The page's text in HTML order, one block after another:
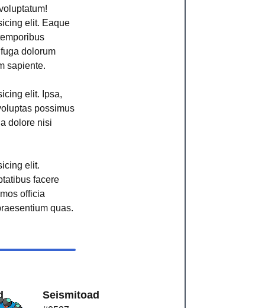
elit. Eaque
dolorum
sapiente.
elit. Ipsa,
possimus
dolore nisi
elit.
facere
officia
quas.
Seismitoad